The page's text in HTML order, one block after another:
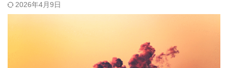
2026年4月9日